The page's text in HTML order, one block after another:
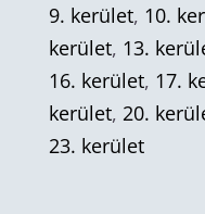
9. kerület, 10.
kerület, 13.
16. kerület, 17.
kerület, 20.
23. kerület